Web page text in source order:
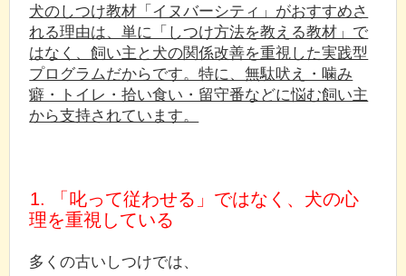
犬のしつけ教材「イヌバーシティ」がおすすめさ
れる理由は、単に「しつけ方法を教える教材」で
はなく、飼い主と犬の関係改善を重視した実践型
プログラムだからです。特に、無駄吠え・噛み
癖・トイレ・拾い食い・留守番などに悩む飼い主
から支持されています。
1. 「叱って従わせる」ではなく、犬の心
理を重視している
多くの古いしつけでは、